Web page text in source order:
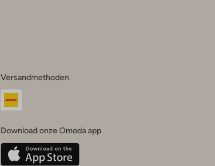
Versandmethoden
Download onze Omoda app